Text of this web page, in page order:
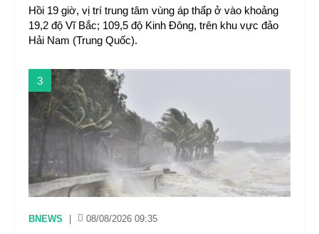
Hồi 19 giờ, vị trí trung tâm vùng áp thấp ở vào khoảng
19,2 độ Vĩ Bắc; 109,5 độ Kinh Đông, trên khu vực đảo
Hải Nam (Trung Quốc).
3
BNEWS 08/08/2026 09:35